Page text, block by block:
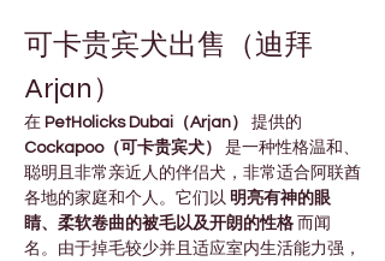
可卡贵宾犬出售（迪拜
Arjan）
在 PetHolicks Dubai（Arjan）
提供的
Cockapoo（可卡贵宾犬）
是一种性格温和、
聪明且非常亲近人的伴侣犬，非常适合阿联酋
各地的家庭和个人。它们以 明亮有神的眼
睛、柔软卷曲的被毛以及开朗的性格 而闻
名。由于掉毛较少并且适应室内生活能力强，